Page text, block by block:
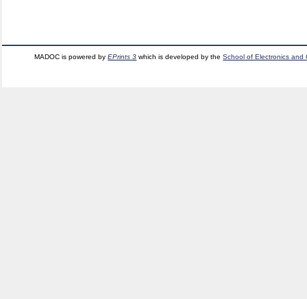
MADOC is powered byEPrints 3 which is developed by theSchool of Electronics and